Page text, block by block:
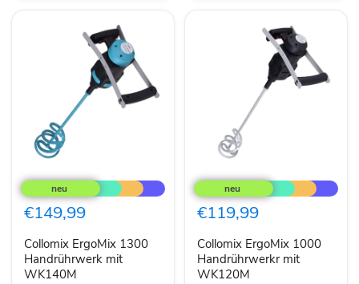
ErgoMix
1300
Handrührwerk
mit
€149,99
Collomix ErgoMix 1300
Handrührwerk mit
WK140M
ErgoMix
1000
Handrührwerkr
mit
€119,99
Collomix ErgoMix 1000
Handrührwerkr mit
WK120M